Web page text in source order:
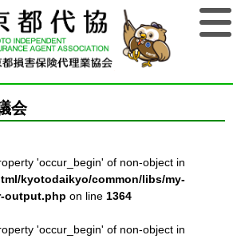
会
'occur_begin' of non-object in
kyotodaikyo/common/libs/my-
output.php on line 1364
'occur_begin' of non-object in